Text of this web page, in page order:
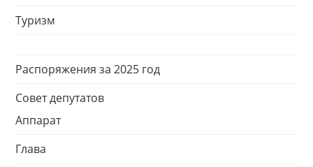
Туризм
Распоряжения за 2025 год
Совет депутатов
Аппарат
Глава